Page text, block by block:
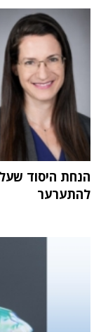
הנחת היסוד
להתערער